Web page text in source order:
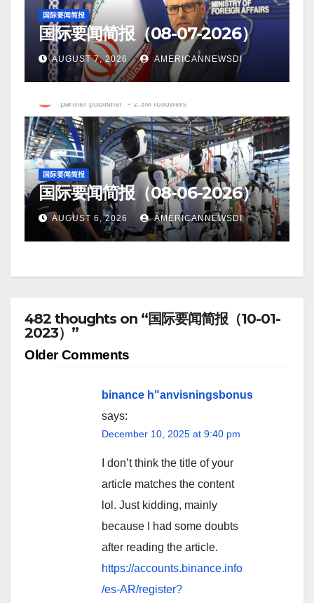
国际要闻简报
国际要闻简报（08-07-2026）
AUGUST 7, 2026 AMERICANNEWSDI
国际要闻简报
国际要闻简报（08-06-2026）
AUGUST 6, 2026 AMERICANNEWSDI
482 thoughts on “国际要闻简报（10-01-
2023）”
Comment
Older Comments
binance h"anvisningsbonus
says:
December 10, 2025 at 9:40 pm
I don’t think the title of your
article matches the content
lol. Just kidding, mainly
because I had some doubts
after reading the article.
https://accounts.binance.info
/es-AR/register?